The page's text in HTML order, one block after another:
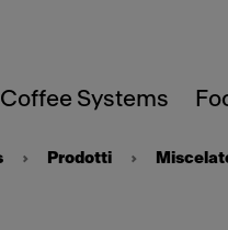
Coffee Systems
Prodotti